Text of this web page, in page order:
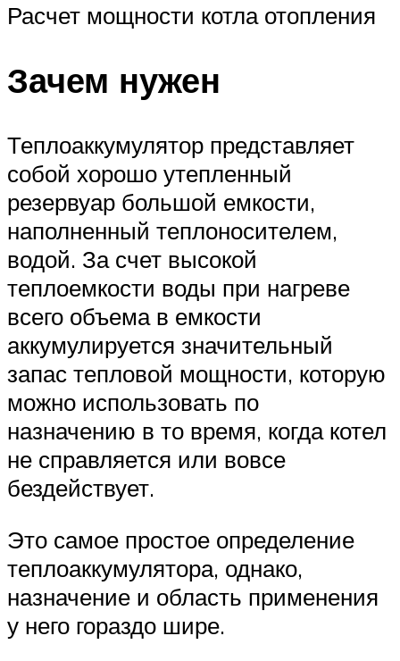
Расчет мощности котла отопления
Зачем нужен
Теплоаккумулятор представляет
собой хорошо утепленный
резервуар большой емкости,
наполненный теплоносителем,
водой. За счет высокой
теплоемкости воды при нагреве
всего объема в емкости
аккумулируется значительный
запас тепловой мощности, которую
можно использовать по
назначению в то время, когда котел
не справляется или вовсе
бездействует.
Это самое простое определение
теплоаккумулятора, однако,
назначение и область применения
у него гораздо шире.